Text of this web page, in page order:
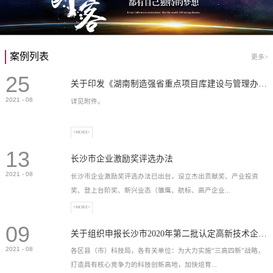
案例列表 更多>
25
2021 - 08 详见附件。
+MORE+
13
2021 - 08
长沙市企业激励奖评选办法
长沙市企业激励奖评选办法已出台，设立杰出贡献奖、产业投资
奖、登上台阶奖、新兴业态（雏鹰、航标、高产企业...
）奖等，最高奖励2...
+MORE+
09
2021 - 08
各区县（市）科技局，各有关单位：为大力实施“三高四新”战略，
打造具有核心竞争力的科技创新高地，加快培育...